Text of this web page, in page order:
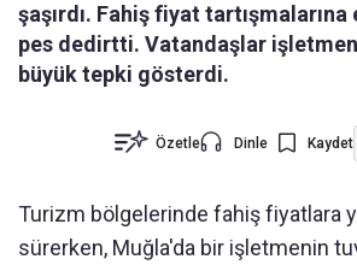
şaşırdı. Fahiş fiyat
pes dedirtti. Vatandaşlar
büyük tepki gösterdi.
Özetle Dinle Kaydet
Turizm bölgelerinde fahiş fiyatlara
sürerken, Muğla'da bir işletmenin